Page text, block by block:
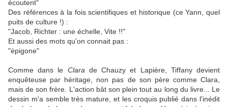
écoutent"
Des références à la fois scientifiques et historique (ce Yann, quel
puits de culture !) :
"Jacob, Richter : une échelle, Vite !!"
Et aussi des mots qu'on connait pas :
"épigone"
Comme dans le Clara de Chauzy et Lapière, Tiffany devient
enquêteuse par héritage, non pas de son père comme Clara,
mais de son frère. L'action bât son plein tout au long du livre... Le
dessin m'a semble très mature, et les croquis publié dans l'inédit